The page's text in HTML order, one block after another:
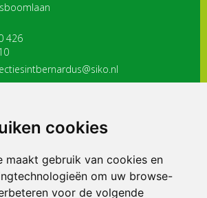
cookies
maakt gebruik van cookies en
om uw browse-
voor de volgende
426
JB
ONDERDEEL VAN